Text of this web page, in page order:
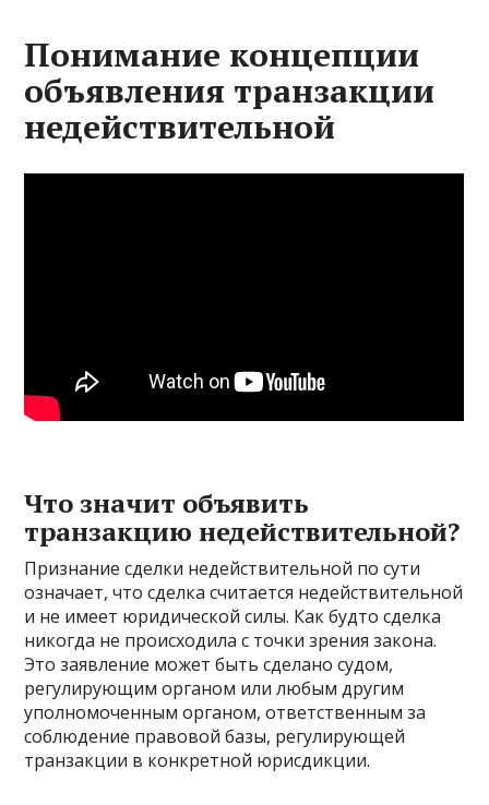
Понимание концепции
объявления транзакции
недействительной
Что значит объявить
транзакцию недействительной?
Признание сделки недействительной по сути
означает, что сделка считается недействительной
и не имеет юридической силы. Как будто сделка
никогда не происходила с точки зрения закона.
Это заявление может быть сделано судом,
регулирующим органом или любым другим
уполномоченным органом, ответственным за
соблюдение правовой базы, регулирующей
транзакции в конкретной юрисдикции.